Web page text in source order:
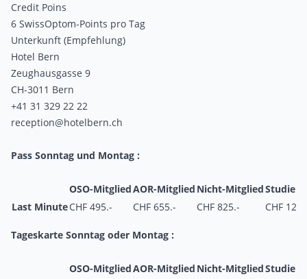
Credit Poins
6 SwissOptom-Points pro Tag
Unterkunft (Empfehlung)
Hotel Bern
Zeughausgasse 9
CH-3011 Bern
+41 31 329 22 22
reception@hotelbern.ch
Pass Sonntag und Montag :
OSO-MitgliedAOR-Mitglied Nicht-Mitglied
Last MinuteCHF 495.- CHF 655.- CHF 825.- CHF
Tageskarte Sonntag oder Montag :
OSO-MitgliedAOR-Mitglied Nicht-Mitglied